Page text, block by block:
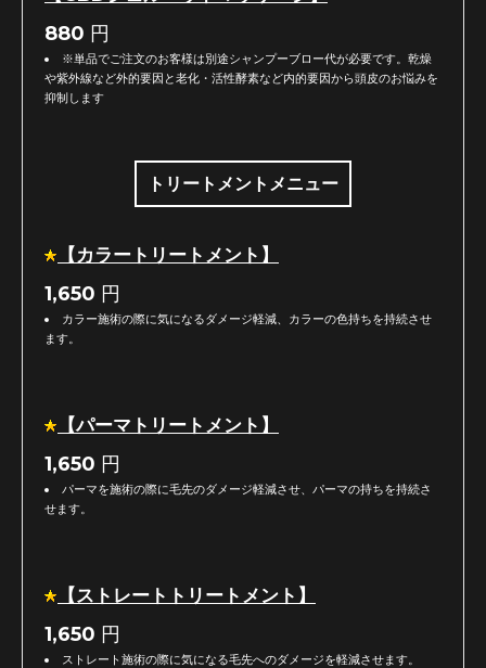
880 円
※単品でご注文のお客様は別途シャンプーブロー代が必要です。乾燥
や紫外線など外的要因と老化・活性酵素など内的要因から頭皮のお悩みを
抑制します
トリートメントメニュー
【カラートリートメント】
1,650 円
カラー施術の際に気になるダメージ軽減、カラーの色持ちを持続させ
ます。
【パーマトリートメント】
1,650 円
パーマを施術の際に毛先のダメージ軽減させ、パーマの持ちを持続さ
せます。
【ストレートトリートメント】
1,650 円
ストレート施術の際に気になる毛先へのダメージを軽減させます。